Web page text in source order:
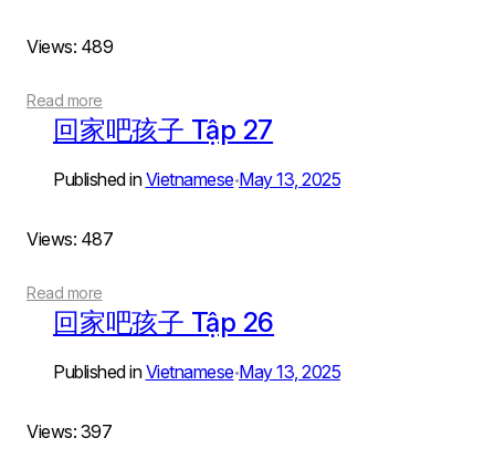
Views: 489
Read more
回家吧孩子 Tập 27
Published inVietnamese•May 13, 2025
Views: 487
Read more
回家吧孩子 Tập 26
Published inVietnamese•May 13, 2025
Views: 397